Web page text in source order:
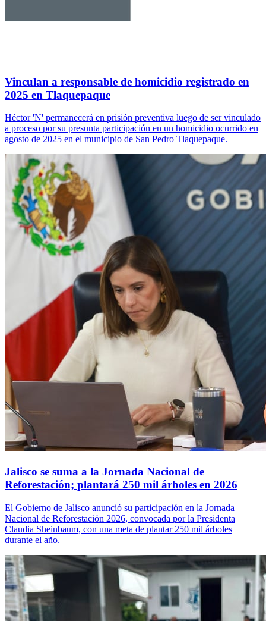
Vinculan a responsable de homicidio registrado en
2025 en Tlaquepaque
Héctor 'N' permanecerá en prisión preventiva luego de ser vinculado
a proceso por su presunta participación en un homicidio ocurrido en
agosto de 2025 en el municipio de San Pedro Tlaquepaque.
Jalisco se suma a la Jornada Nacional de
Reforestación; plantará 250 mil árboles en 2026
El Gobierno de Jalisco anunció su participación en la Jornada
Nacional de Reforestación 2026, convocada por la Presidenta
Claudia Sheinbaum, con una meta de plantar 250 mil árboles
durante el año.